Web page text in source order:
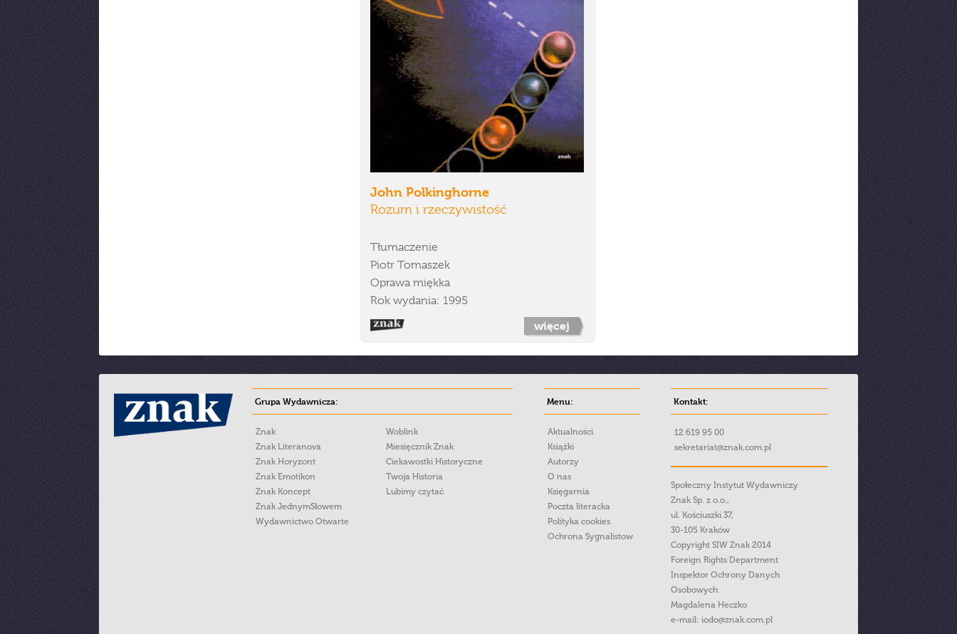
John Polkinghorne
Rozum i rzeczywistość
Tłumaczenie
Piotr Tomaszek
Oprawa miękka
Rok wydania: 1995
więcej
Grupa Wydawnicza:
Znak
Znak Literanova
Znak Horyzont
Znak Emotikon
Znak Koncept
Znak JednymSłowem
Wydawnictwo Otwarte
Woblink
Miesięcznik Znak
Ciekawostki Historyczne
Twoja Historia
Lubimy czytać
Menu:
Aktualności
Książki
Autorzy
O nas
Księgarnia
Poczta literacka
Polityka cookies
Ochrona Sygnalistow
Kontakt:
12 619 95 00
sekretariat@znak.com.pl
Społeczny Instytut Wydawniczy
Znak Sp. z o.o.,
ul. Kościuszki 37,
30-105 Kraków
Copyright SIW Znak 2014
Foreign Rights Department
Inspektor Ochrony Danych
Osobowych
Magdalena Heczko
e-mail: iodo@znak.com.pl